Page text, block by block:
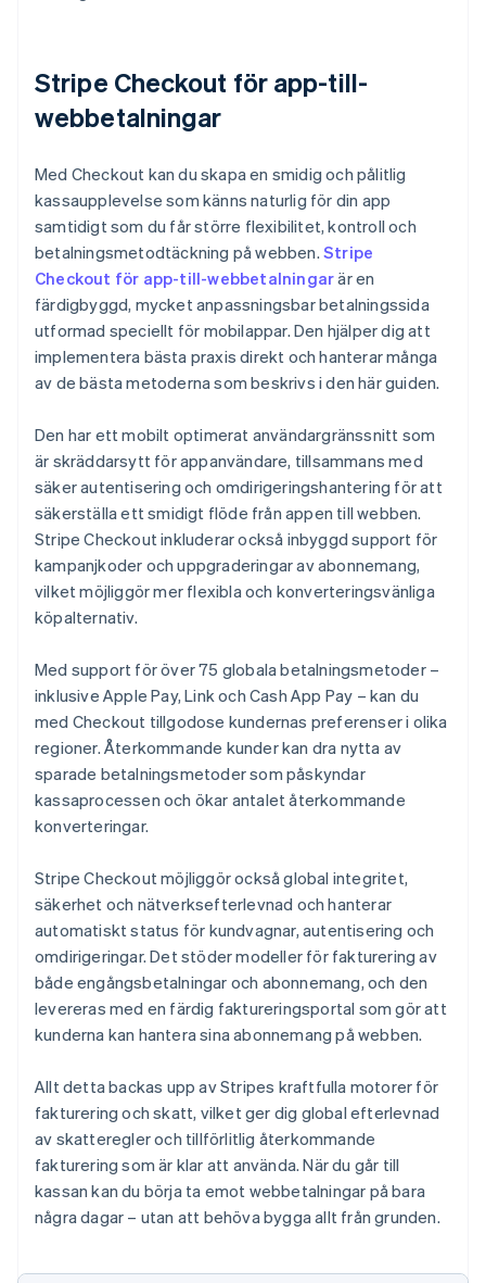
Stripe Checkout för app-till-
webbetalningar
Med Checkout kan du skapa en smidig och pålitlig
kassaupplevelse som känns naturlig för din app
samtidigt som du får större flexibilitet, kontroll och
betalningsmetodtäckning på webben. Stripe
Checkout för app-till-webbetalningarär en
färdigbyggd, mycket anpassningsbar betalningssida
utformad speciellt för mobilappar. Den hjälper dig att
implementera bästa praxis direkt och hanterar många
av de bästa metoderna som beskrivs i den här guiden.
Den har ett mobilt optimerat användargränssnitt som
är skräddarsytt för appanvändare, tillsammans med
säker autentisering och omdirigeringshantering för att
säkerställa ett smidigt flöde från appen till webben.
Stripe Checkout inkluderar också inbyggd support för
kampanjkoder och uppgraderingar av abonnemang,
vilket möjliggör mer flexibla och konverteringsvänliga
köpalternativ.
Med support för över 75 globala betalningsmetoder –
inklusive Apple Pay, Link och Cash App Pay – kan du
med Checkout tillgodose kundernas preferenser i olika
regioner. Återkommande kunder kan dra nytta av
sparade betalningsmetoder som påskyndar
kassaprocessen och ökar antalet återkommande
konverteringar.
Stripe Checkout möjliggör också global integritet,
säkerhet och nätverksefterlevnad och hanterar
automatiskt status för kundvagnar, autentisering och
omdirigeringar. Det stöder modeller för fakturering av
både engångsbetalningar och abonnemang, och den
levereras med en färdig faktureringsportal som gör att
kunderna kan hantera sina abonnemang på webben.
Allt detta backas upp av Stripes kraftfulla motorer för
fakturering och skatt, vilket ger dig global efterlevnad
av skatteregler och tillförlitlig återkommande
fakturering som är klar att använda. När du går till
kassan kan du börja ta emot webbetalningar på bara
några dagar – utan att behöva bygga allt från grunden.